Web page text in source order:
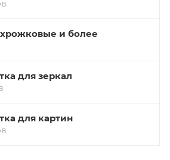
и более
для зеркал
для картин